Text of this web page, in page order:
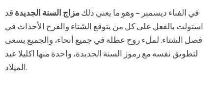
في الفناء ديسمبر – وهو ما يعني ذلكمزاج السنة الجديدة قد
استولت بالفعل على كل من يتوقع الشتاء والفرح الأحداث في
فصل الشتاء. لملء روح عطلة في جميع أنحاء، والجميع يسعى
لتطويق نفسه مع رموز السنة الجديدة، واحدة منها اكليلا عيد
الميلاد.